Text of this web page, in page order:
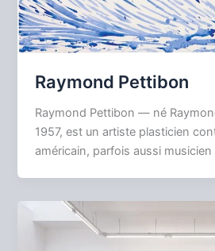
Raymond Pettibon
Raymond Pettibon — né
1957, est un artiste plasticien
américain, parfois aussi musicien